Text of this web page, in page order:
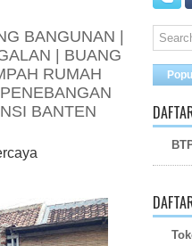
BANGUNAN |
| BUANG
RUMAH
BANTEN